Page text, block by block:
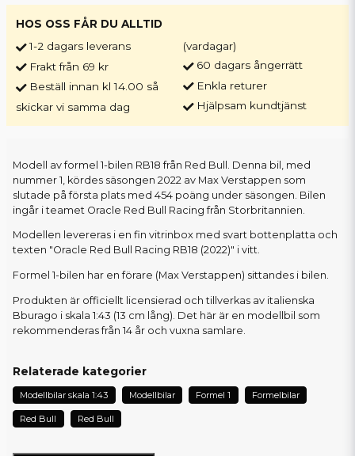
HOS OSS FÅR DU ALLTID
1-2 dagars leverans
Frakt från 69 kr
Beställ innan kl 14.00 så
skickar vi samma dag
(vardagar)
60 dagars ångerrätt
Enkla returer
Hjälpsam kundtjänst
Modell av formel 1-bilen RB18 från Red Bull. Denna bil, med
nummer 1, kördes säsongen 2022 av Max Verstappen som
slutade på första plats med 454 poäng under säsongen. Bilen
ingår i teamet Oracle Red Bull Racing från Storbritannien.
Modellen levereras i en fin vitrinbox med svart bottenplatta och
texten "Oracle Red Bull Racing RB18 (2022)" i vitt.
Formel 1-bilen har en förare (Max Verstappen) sittandes i bilen.
Produkten är officiellt licensierad och tillverkas av italienska
Bburago i skala 1:43 (13 cm lång). Det här är en modellbil som
rekommenderas från 14 år och vuxna samlare.
Relaterade kategorier
Modellbilar skala 1:43 Modellbilar Formel 1 Formelbilar
Red Bull Red Bull